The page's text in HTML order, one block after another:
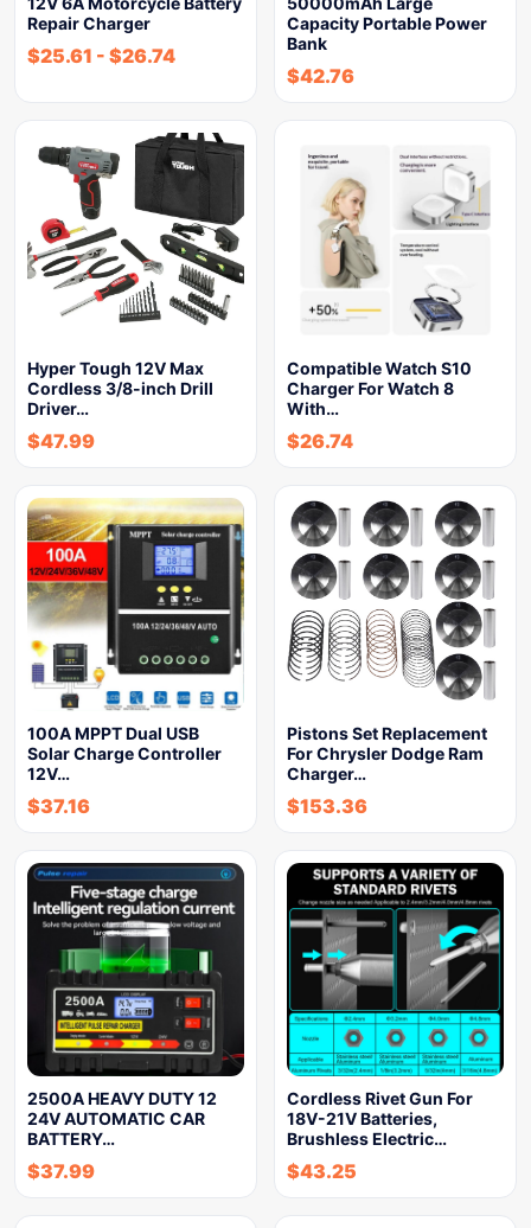
Repair Charger
$25.61 - $26.74
Capacity Portable Power
Bank
$42.76
Hyper Tough 12V Max
Cordless 3/8-inch Drill
Driver…
$47.99
Compatible Watch S10
Charger For Watch 8
With…
$26.74
100A MPPT Dual USB
Solar Charge Controller
12V…
$37.16
Pistons Set Replacement
For Chrysler Dodge Ram
Charger…
$153.36
2500A HEAVY DUTY 12
24V AUTOMATIC CAR
BATTERY…
$37.99
Cordless Rivet Gun For
18V-21V Batteries,
Brushless Electric…
$43.25